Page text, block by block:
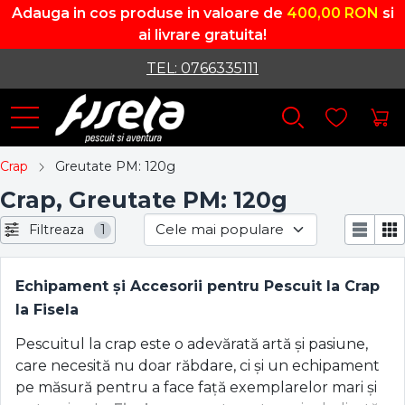
Adauga in cos produse in valoare de 400,00 RON si
ai livrare gratuita!
TEL: 0766335111
Crap Greutate PM: 120g
Crap, Greutate PM: 120g
Filtreaza 1
Echipament și Accesorii pentru Pescuit la Crap
la Fisela
Pescuitul la crap este o adevărată artă și pasiune,
care necesită nu doar răbdare, ci și un echipament
pe măsură pentru a face față exemplarelor mari și